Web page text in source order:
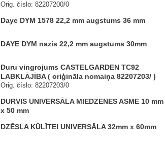
Orig. číslo: 82207200/0
Daye DYM 1578 22,2 mm augstums 36 mm
DAYE DYM nazis 22,2 mm augstums 30mm
Duru vingrojums CASTELGARDEN TC92
LABKLĀJĪBA ( oriģināla nomaiņa 82207203/ )
Orig. číslo: 82207203/0
DURVIS UNIVERSĀLA MIEDZENES ASME 10 mm
x 50 mm
DZĒSLA KŪLĪTEI UNIVERSĀLA 32mm x 60mm